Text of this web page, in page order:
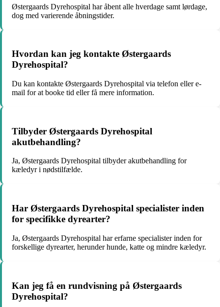
Østergaards Dyrehospital har åbent alle hverdage samt lørdage,
dog med varierende åbningstider.
Hvordan kan jeg kontakte Østergaards
Dyrehospital?
Du kan kontakte Østergaards Dyrehospital via telefon eller e-
mail for at booke tid eller få mere information.
Tilbyder Østergaards Dyrehospital
akutbehandling?
Ja, Østergaards Dyrehospital tilbyder akutbehandling for
kæledyr i nødstilfælde.
Har Østergaards Dyrehospital specialister inden
for specifikke dyrearter?
Ja, Østergaards Dyrehospital har erfarne specialister inden for
forskellige dyrearter, herunder hunde, katte og mindre kæledyr.
Kan jeg få en rundvisning på Østergaards
Dyrehospital?